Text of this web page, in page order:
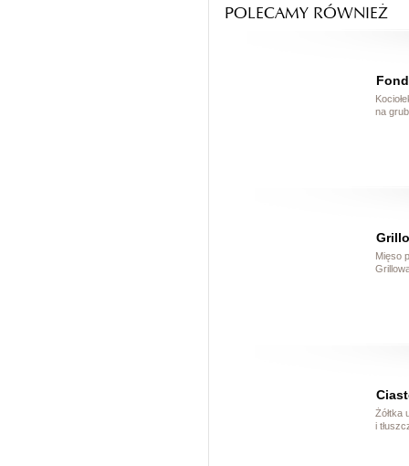
POLECAMY RÓWNIEŻ
na
Mięso
Żółtka
i